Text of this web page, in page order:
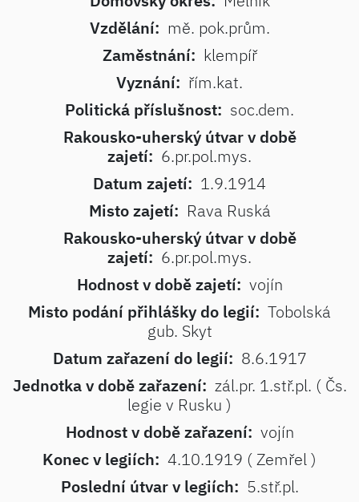
Vzdělání: mě. pok.prům.
Zaměstnání: klempíř
Vyznání: řím.kat.
Politická příslušnost: soc.dem.
Rakousko-uherský útvar v době
zajetí: 6.pr.pol.mys.
Datum zajetí: 1.9.1914
Misto zajetí: Rava Ruská
Rakousko-uherský útvar v době
zajetí: 6.pr.pol.mys.
Hodnost v době zajetí: vojín
Misto podání přihlášky do legií: Tobolská
gub. Skyt
Datum zařazení do legií: 8.6.1917
Jednotka v době zařazení: zál.pr. 1.stř.pl. ( Čs.
legie v Rusku )
Hodnost v době zařazení: vojín
Konec v legiích: 4.10.1919 ( Zemřel )
Poslední útvar v legiích: 5.stř.pl.